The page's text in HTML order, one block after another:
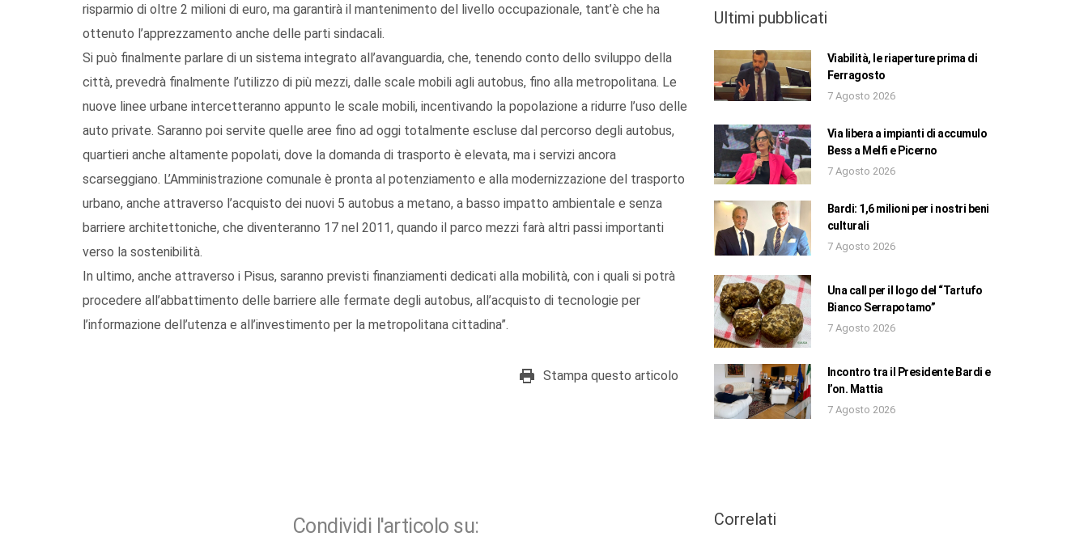
risparmio di oltre 2 milioni di euro, ma garantirà il mantenimento del livello occupazionale, tant’è che ha
ottenuto l’apprezzamento anche delle parti sindacali.
Si può finalmente parlare di un sistema integrato all’avanguardia, che, tenendo conto dello sviluppo della
città, prevedrà finalmente l’utilizzo di più mezzi, dalle scale mobili agli autobus, fino alla metropolitana. Le
nuove linee urbane intercetteranno appunto le scale mobili, incentivando la popolazione a ridurre l’uso delle
auto private. Saranno poi servite quelle aree fino ad oggi totalmente escluse dal percorso degli autobus,
quartieri anche altamente popolati, dove la domanda di trasporto è elevata, ma i servizi ancora
scarseggiano. L’Amministrazione comunale è pronta al potenziamento e alla modernizzazione del trasporto
urbano, anche attraverso l’acquisto dei nuovi 5 autobus a metano, a basso impatto ambientale e senza
barriere architettoniche, che diventeranno 17 nel 2011, quando il parco mezzi farà altri passi importanti
verso la sostenibilità.
In ultimo, anche attraverso i Pisus, saranno previsti finanziamenti dedicati alla mobilità, con i quali si potrà
procedere all’abbattimento delle barriere alle fermate degli autobus, all’acquisto di tecnologie per
l’informazione dell’utenza e all’investimento per la metropolitana cittadina”.
Stampa questo articolo
Condividi l'articolo su:
Ultimi pubblicati
Viabilità, le riaperture prima di
Ferragosto
7 Agosto 2026
Via libera a impianti di accumulo
Bess a Melfi e Picerno
7 Agosto 2026
Bardi: 1,6 milioni per i nostri beni
culturali
7 Agosto 2026
Una call per il logo del “Tartufo
Bianco Serrapotamo”
7 Agosto 2026
Incontro tra il Presidente Bardi e
l’on. Mattia
7 Agosto 2026
Correlati